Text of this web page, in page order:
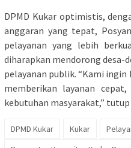
DPMD Kukar optimistis,
anggaran yang tepat,
pelayanan yang lebih
diharapkan mendorong desa-
pelayanan publik. “Kami
memberikan layanan
kebutuhan masyarakat,”
DPMD Kukar Kukar